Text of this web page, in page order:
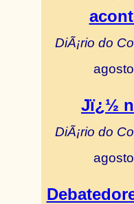
DiÃ¡rio do
Jï¿½
DiÃ¡rio do